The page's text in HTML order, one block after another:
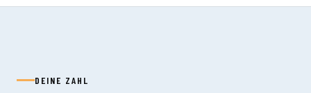
DEINE ZAHL